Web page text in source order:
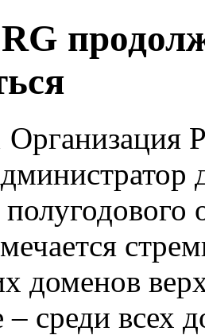
Организация
доменов
среди всех